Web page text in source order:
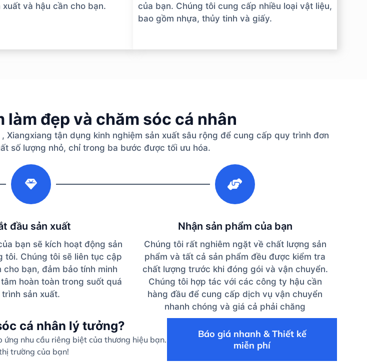
và hậu cần cho bạn.
của bạn. Chúng tôi cung cấp nhiều loại vật liệu,
bao gồm nhựa, thủy tinh và giấy.
làm đẹp và chăm sóc cá nhân
, Xiangxiang tận dụng kinh nghiệm sản xuất sâu rộng để cung cấp quy trình đơn
số lượng nhỏ, chỉ trong ba bước được tối ưu hóa.
đầu sản xuất
bạn sẽ kích hoạt động sản
tôi. Chúng tôi sẽ liên tục cập
cho bạn, đảm bảo tính minh
hoàn toàn trong suốt quá
trình sản xuất.
Nhận sản phẩm của bạn
Chúng tôi rất nghiêm ngặt về chất lượng sản
phẩm và tất cả sản phẩm đều được kiểm tra
chất lượng trước khi đóng gói và vận chuyển.
Chúng tôi hợp tác với các công ty hậu cần
hàng đầu để cung cấp dịch vụ vận chuyển
nhanh chóng và giá cả phải chăng
cá nhân lý tưởng?
nhu cầu riêng biệt của thương hiệu bạn.
trường của bạn!
Báo giá nhanh & Thiết kế
miễn phí